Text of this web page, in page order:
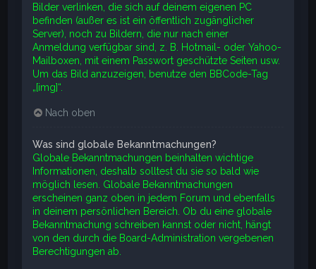
Bilder verlinken, die sich auf deinem eigenen PC
befinden (außer es ist ein öffentlich zugänglicher
Server), noch zu Bildern, die nur nach einer
Anmeldung verfügbar sind, z. B. Hotmail- oder Yahoo-
Mailboxen, mit einem Passwort geschützte Seiten usw.
Um das Bild anzuzeigen, benutze den BBCode-Tag
„[img]“.
Nach oben
Was sind globale Bekanntmachungen?
Globale Bekanntmachungen beinhalten wichtige
Informationen, deshalb solltest du sie so bald wie
möglich lesen. Globale Bekanntmachungen
erscheinen ganz oben in jedem Forum und ebenfalls
in deinem persönlichen Bereich. Ob du eine globale
Bekanntmachung schreiben kannst oder nicht, hängt
von den durch die Board-Administration vergebenen
Berechtigungen ab.